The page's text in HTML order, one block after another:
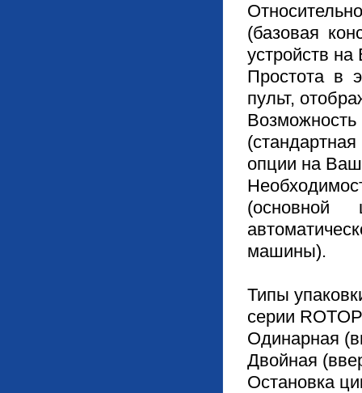
(базовая
устройств
Простота в
пульт,
опции на
машины).
Типы
серии
Одинарная
Двойная
Остановка